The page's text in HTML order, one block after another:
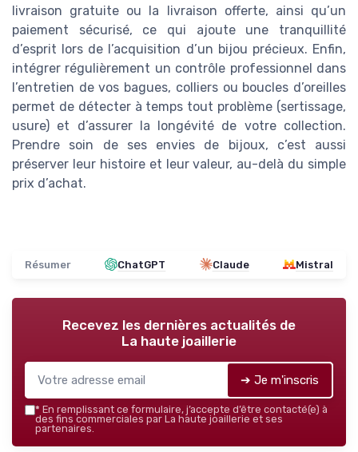
livraison gratuite ou la livraison offerte, ainsi qu’un
paiement sécurisé, ce qui ajoute une tranquillité
d’esprit lors de l’acquisition d’un bijou précieux. Enfin,
intégrer régulièrement un contrôle professionnel dans
l’entretien de vos bagues, colliers ou boucles d’oreilles
permet de détecter à temps tout problème (sertissage,
usure) et d’assurer la longévité de votre collection.
Prendre soin de ses envies de bijoux, c’est aussi
préserver leur histoire et leur valeur, au-delà du simple
prix d’achat.
Résumer ChatGPT Claude Mistral
Recevez les dernières actualités de
La haute joaillerie
➔ Je m'inscris
* En remplissant ce formulaire, j’accepte d’être contacté(e) à
des fins commerciales par La haute joaillerie et ses
partenaires.